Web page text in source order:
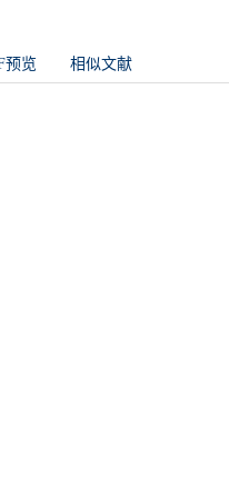
预览 相似文献